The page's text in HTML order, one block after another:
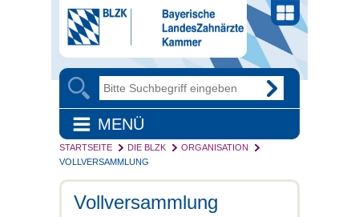
MENÜ
STARTSEITE DIE BLZK
ORGANISATION
VOLLVERSAMMLUNG
Vollversammlung